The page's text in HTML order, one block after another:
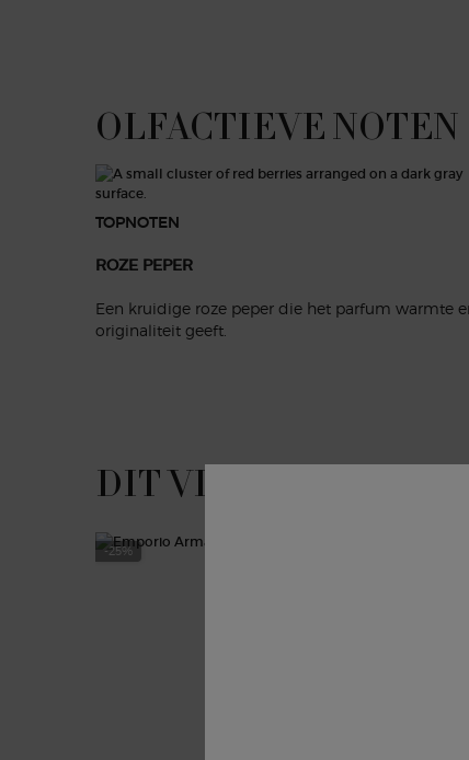
OLFACTIEVE NOTENOLFACTIEVE NOTEN
TOPNOTEN
ROZE PEPER
Een kruidige roze peper die het parfum warmte
originaliteit geeft.
PDP Slot 1 SectionDIT VINDT U
-25%